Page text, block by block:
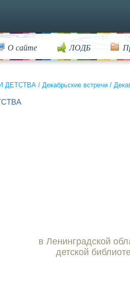
О сайте ЛОДБ
ДЕТСТВА / Декабрьские встречи /
в Ленинградской
детской